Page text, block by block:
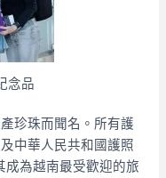
念品
珍珠而聞名。所有護
中華人民共和國護照
成為越南最受歡迎的旅